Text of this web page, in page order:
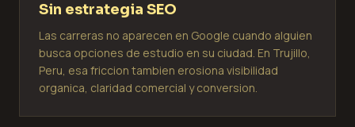
Sin estrategia SEO
Las carreras no aparecen en Google cuando alguien
busca opciones de estudio en su ciudad. En Trujillo,
Peru, esa friccion tambien erosiona visibilidad
organica, claridad comercial y conversion.